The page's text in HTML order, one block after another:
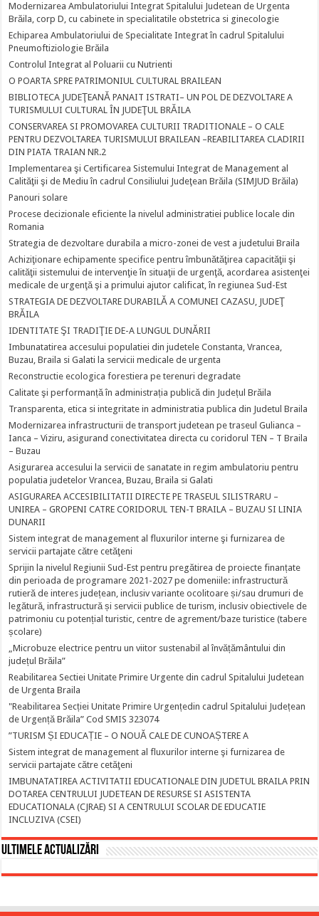
Modernizarea Ambulatoriului Integrat Spitalului Judetean de Urgenta
Brăila, corp D, cu cabinete in specialitatile obstetrica si ginecologie
Echiparea Ambulatoriului de Specialitate Integrat în cadrul Spitalului
Pneumoftiziologie Brăila
Controlul Integrat al Poluarii cu Nutrienti
O POARTA SPRE PATRIMONIUL CULTURAL BRAILEAN
BIBLIOTECA JUDEŢEANĂ PANAIT ISTRATI– UN POL DE DEZVOLTARE A
TURISMULUI CULTURAL ÎN JUDEŢUL BRĂILA
CONSERVAREA SI PROMOVAREA CULTURII TRADITIONALE – O CALE
PENTRU DEZVOLTAREA TURISMULUI BRAILEAN –REABILITAREA CLADIRII
DIN PIATA TRAIAN NR.2
Implementarea şi Certificarea Sistemului Integrat de Management al
Calităţii şi de Mediu în cadrul Consiliului Judeţean Brăila (SIMJUD Brăila)
Panouri solare
Procese decizionale eficiente la nivelul administratiei publice locale din
Romania
Strategia de dezvoltare durabila a micro-zonei de vest a judetului Braila
Achiziţionare echipamente specifice pentru îmbunătăţirea capacităţii şi
calităţii sistemului de intervenţie în situaţii de urgenţă, acordarea asistenţei
medicale de urgenţă şi a primului ajutor calificat, în regiunea Sud-Est
STRATEGIA DE DEZVOLTARE DURABILĂ A COMUNEI CAZASU, JUDEŢ
BRĂILA
IDENTITATE ŞI TRADIŢIE DE-A LUNGUL DUNĂRII
Imbunatatirea accesului populatiei din judetele Constanta, Vrancea,
Buzau, Braila si Galati la servicii medicale de urgenta
Reconstructie ecologica forestiera pe terenuri degradate
Calitate şi performanță în administrația publică din Județul Brăila
Transparenta, etica si integritate in administratia publica din Judetul Braila
Modernizarea infrastructurii de transport judetean pe traseul Gulianca –
Ianca – Viziru, asigurand conectivitatea directa cu coridorul TEN – T Braila
– Buzau
Asigurarea accesului la servicii de sanatate in regim ambulatoriu pentru
populatia judetelor Vrancea, Buzau, Braila si Galati
ASIGURAREA ACCESIBILITATII DIRECTE PE TRASEUL SILISTRARU –
UNIREA – GROPENI CATRE CORIDORUL TEN-T BRAILA – BUZAU SI LINIA
DUNARII
Sistem integrat de management al fluxurilor interne şi furnizarea de
servicii partajate către cetăţeni
Sprijin la nivelul Regiunii Sud-Est pentru pregătirea de proiecte finanțate
din perioada de programare 2021-2027 pe domeniile: infrastructură
rutieră de interes județean, inclusiv variante ocolitoare și/sau drumuri de
legătură, infrastructură și servicii publice de turism, inclusiv obiectivele de
patrimoniu cu potențial turistic, centre de agrement/baze turistice (tabere
școlare)
„Microbuze electrice pentru un viitor sustenabil al învățământului din
județul Brăila”
Reabilitarea Sectiei Unitate Primire Urgente din cadrul Spitalului Judetean
de Urgenta Braila
"Reabilitarea Secției Unitate Primire Urgențedin cadrul Spitalului Județean
de Urgență Brăila” Cod SMIS 323074
”TURISM ȘI EDUCAȚIE – O NOUĂ CALE DE CUNOAȘTERE A
Sistem integrat de management al fluxurilor interne şi furnizarea de
servicii partajate către cetăţeni
IMBUNATATIREA ACTIVITATII EDUCATIONALE DIN JUDETUL BRAILA PRIN
DOTAREA CENTRULUI JUDETEAN DE RESURSE SI ASISTENTA
EDUCATIONALA (CJRAE) SI A CENTRULUI SCOLAR DE EDUCATIE
INCLUZIVA (CSEI)
Ultimele actualizări